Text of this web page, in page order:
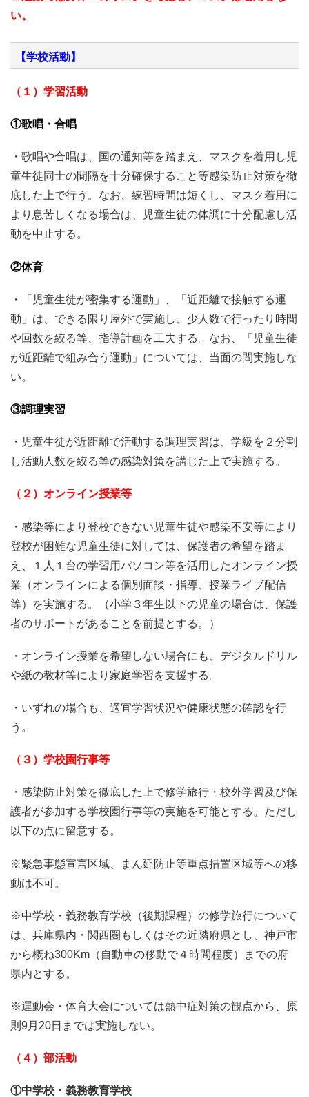
い。
【学校活動】
（１）学習活動
①歌唱・合唱
・歌唱や合唱は、国の通知等を踏まえ、マスクを着用し児
童生徒同士の間隔を十分確保すること等感染防止対策を徹
底した上で行う。なお、練習時間は短くし、マスク着用に
より息苦しくなる場合は、児童生徒の体調に十分配慮し活
動を中止する。
②体育
・「児童生徒が密集する運動」、「近距離で接触する運
動」は、できる限り屋外で実施し、少人数で行ったり時間
や回数を絞る等、指導計画を工夫する。なお、「児童生徒
が近距離で組み合う運動」については、当面の間実施しな
い。
③調理実習
・児童生徒が近距離で活動する調理実習は、学級を２分割
し活動人数を絞る等の感染対策を講じた上で実施する。
（２）オンライン授業等
・感染等により登校できない児童生徒や感染不安等により
登校が困難な児童生徒に対しては、保護者の希望を踏ま
え、１人１台の学習用パソコン等を活用したオンライン授
業（オンラインによる個別面談・指導、授業ライブ配信
等）を実施する。（小学３年生以下の児童の場合は、保護
者のサポートがあることを前提とする。）
・オンライン授業を希望しない場合にも、デジタルドリル
や紙の教材等により家庭学習を支援する。
・いずれの場合も、適宜学習状況や健康状態の確認を行
う。
（３）学校園行事等
・感染防止対策を徹底した上で修学旅行・校外学習及び保
護者が参加する学校園行事等の実施を可能とする。ただし
以下の点に留意する。
※緊急事態宣言区域、まん延防止等重点措置区域等への移
動は不可。
※中学校・義務教育学校（後期課程）の修学旅行について
は、兵庫県内・関西圏もしくはその近隣府県とし、神戸市
から概ね300Km（自動車の移動で４時間程度）までの府
県内とする。
※運動会・体育大会については熱中症対策の観点から、原
則9月20日までは実施しない。
（４）部活動
①中学校・義務教育学校